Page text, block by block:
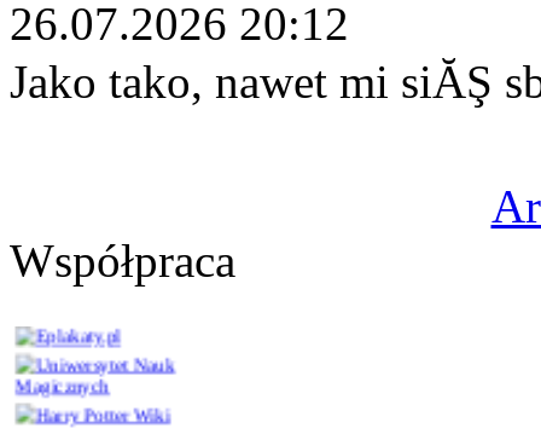
26.07.2026 20:12
Jako tako, nawet mi siĂŞ
Współpraca